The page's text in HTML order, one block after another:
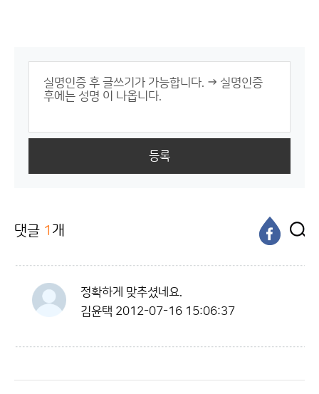
등록
댓글 1 개
정확하게 맞추셨네요.
김윤택 2012-07-16 15:06:37